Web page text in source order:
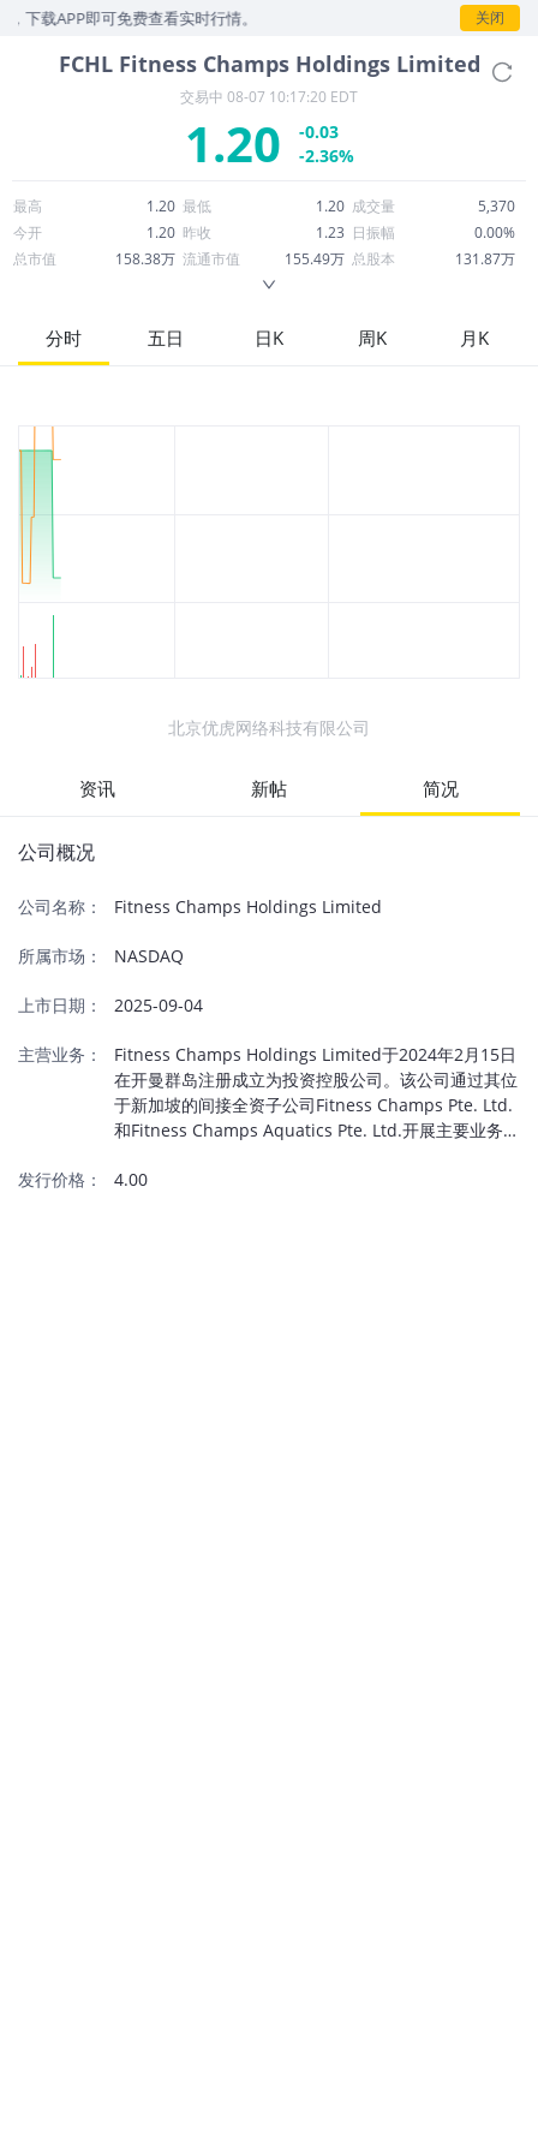
载APP即可免费查看实时行情。 关闭
FCHL Fitness Champs Holdings Limited
交易中 08-07 10:17:20 EDT
1.20
-0.03
-2.36%
最高 1.20 最低 1.20 成交量
5,370
今开
1.20 昨收 1.23 日振幅
0.00%
总市值
158.38万 流通市值 155.49万 总股本
131.87万
52周最高
3,438.00 市盈率
-0.04
股息
分时 五日 日K 周K 月K
北京优虎网络科技有限公司
资讯 新帖 简况
公司概况
公司名称： Fitness Champs Holdings Limited
所属市场： NASDAQ
上市日期： 2025-09-04
主营业务：
Fitness Champs Holdings Limited于2024年2月15日
在开曼群岛注册成立为投资控股公司。该公司通过其位
于新加坡的间接全资子公司Fitness Champs Pte. Ltd.
和Fitness Champs Aquatics Pte. Ltd.开展主要业务。
供商，提供校内游泳课程（包括由教育部管理的
发行价格： 4.00